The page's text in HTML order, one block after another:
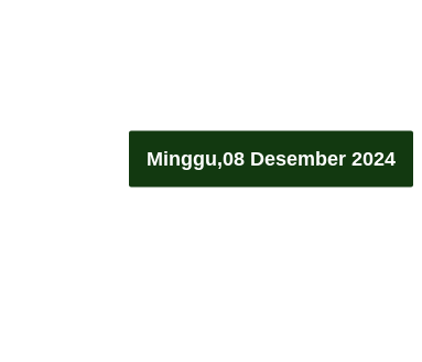
Minggu,08 Desember 2024